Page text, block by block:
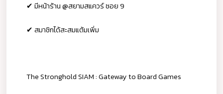
✔ มีหน้าร้าน @สยามสแควร์ ซอย 9
✔ สมาชิกได้สะสมแต้มเพิ่ม
The Stronghold SIAM : Gateway to Board Games